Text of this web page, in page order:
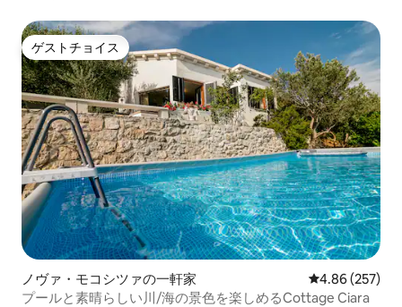
ゲストチョイス
ゲストチョイス
ノヴァ・モコシツァの一軒家 レビュー257
4.86 (257)
プールと素晴らしい川/海の景色を楽しめるCottage Ciara